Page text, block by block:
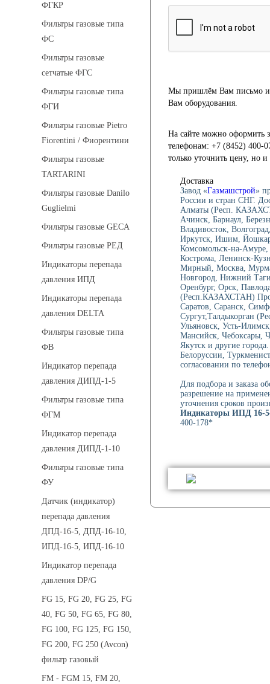
ФГКР
Фильтры газовые типа
ФС
Фильтры газовые
сетчатые ФГС
Фильтры газовые типа
ФГИ
Фильтры газовые Pietro
Fiorentini / Фиорентини
Фильтры газовые
TARTARINI
Фильтры газовые Danilo
Guglielmi
Фильтры газовые GECA
Фильтры газовые РЕД
Индикаторы перепада
давления ИПД
Индикаторы перепада
давления DELTA
Фильтры газовые типа
ФВ
Индикатор перепада
давления ДИПД-1-5
Фильтры газовые типа
ФГМ
Индикатор перепада
давления ДИПД-1-10
Фильтры газовые типа
ФУ
Датчик (индикатор)
перепада давления
ДПД-16-5, ДПД-16-10,
ИПД-16-5, ИПД-16-10
Индикатор перепада
давления DP/G
FG 15, FG 20, FG 25, FG
40, FG 50, FG 65, FG 80,
FG 100, FG 125, FG 150,
FG 200, FG 250 (Avcon)
фильтр газовый
FM - FGM 15, FM 20,
Мы пришлём Вам письмо и
Вам оборудования.
На сайте можно оформить
телефонам: +7 (8452) 400-
только уточнить цену, но
Доставка
Завод «Газмашстрой»
России и стран СНГ.
Алматы (Респ.
Ачинск, Барнаул,
Владивосток,
Иркутск, Ишим,
Комсомольск-на-
Кострома, Ленинск-
Мирный, Москва,
Новгород, Нижний
Оренбург, Орск,
(Респ.КАЗАХСТАН)
Саратов, Саранск,
Сургут,Талдыкорган
Ульяновск, Усть-
Мансийск, Чебоксары,
Якутск и другие
Белоруссии,
согласовании по
Для подбора и заказа
разрешение на
уточнения сроков
Индикаторы ИПД 16-
400-178*